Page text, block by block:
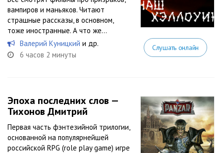
вампиров и маньяков. Читают
страшные рассказы, в основном,
тоже иностранные. А что же...
Валерий Куницкий и др.
6 часов 2 минуты
Слушать онлайн
Эпоха последних слов —
Тихонов Дмитрий
Первая часть фэнтезийной трилогии,
основанной на популярнейшей
российской RPG (role play game) игре